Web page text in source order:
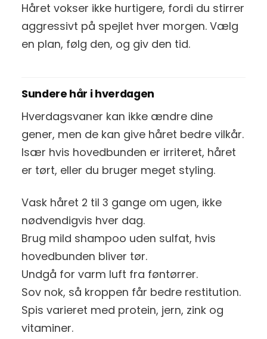
Håret vokser ikke hurtigere, fordi du stirrer
aggressivt på spejlet hver morgen. Vælg
en plan, følg den, og giv den tid.
Sundere hår i hverdagen
Hverdagsvaner kan ikke ændre dine
gener, men de kan give håret bedre vilkår.
Især hvis hovedbunden er irriteret, håret
er tørt, eller du bruger meget styling.
Vask håret 2 til 3 gange om ugen, ikke
nødvendigvis hver dag.
Brug mild shampoo uden sulfat, hvis
hovedbunden bliver tør.
Undgå for varm luft fra føntørrer.
Sov nok, så kroppen får bedre restitution.
Spis varieret med protein, jern, zink og
vitaminer.